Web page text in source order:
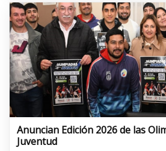
Anuncian Edición 2026 de las
Juventud